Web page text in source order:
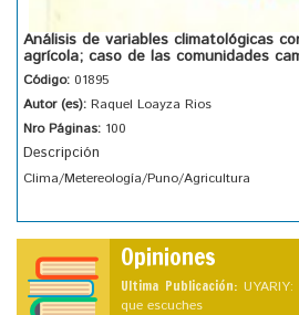
Análisis de variables climatológicas
agrícola; caso de las comunidades
Código: 01895
Autor (es): Raquel Loayza Rios
Nro Páginas: 100
Descripción
Clima/Metereología/Puno/Agricultura
Opiniones
Ultima Publicación:
que escuches